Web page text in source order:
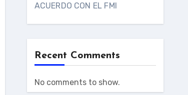
ACUERDO CON EL FMI
Recent Comments
No comments to show.